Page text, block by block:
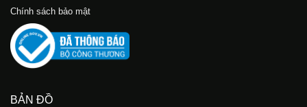
Chính sách bảo mật
BẢN ĐỒ